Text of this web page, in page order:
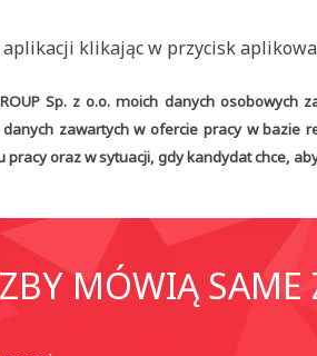
aplikacji klikając w przycisk
Sp. z o.o. moich danych
zawartych w ofercie pracy w bazie
oraz w sytuacji, gdy kandydat chce,
MÓWIĄ SAME